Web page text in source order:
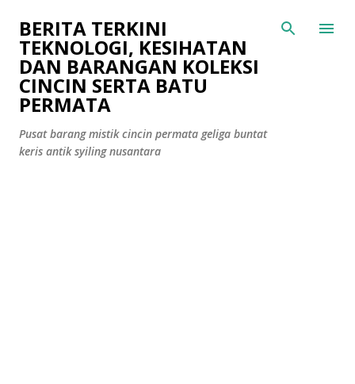
Langkau ke kandungan utama
BERITA TERKINI
TEKNOLOGI, KESIHATAN
DAN BARANGAN KOLEKSI
CINCIN SERTA BATU
PERMATA
Pusat barang mistik cincin permata geliga buntat
keris antik syiling nusantara